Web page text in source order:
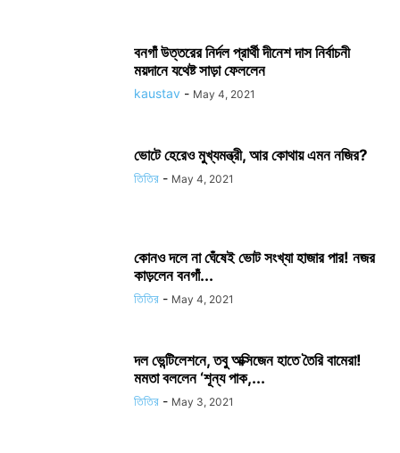
বনগাঁ উত্তরের নির্দল প্রার্থী দীনেশ দাস নির্বাচনী
ময়দানে যথেষ্ট সাড়া ফেললেন
kaustav - May 4, 2021
ভোটে হেরেও মুখ্যমন্ত্রী, আর কোথায় এমন নজির?
তিতির - May 4, 2021
কোনও দলে না ঘেঁষেই ভোট সংখ্যা হাজার পার! নজর
কাড়লেন বনগাঁ...
তিতির - May 4, 2021
দল ভেন্টিলেশনে, তবু অক্সিজেন হাতে তৈরি বামেরা!
মমতা বললেন ‘শূন্য পাক,...
তিতির - May 3, 2021